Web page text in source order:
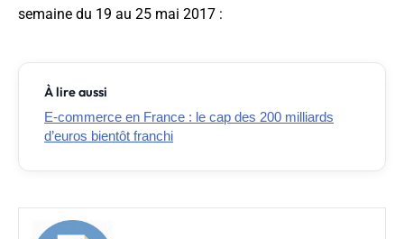
semaine du 19 au 25 mai 2017 :
À lire aussi
E-commerce en France : le cap des 200 milliards
d’euros bientôt franchi